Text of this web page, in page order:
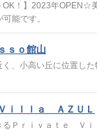
OK！】2023年OPEN☆
能です。
ｓｏ館山
、小高い丘に位置し
ｉｌｌａ ＡＺＵＬ
るＰｒｉｖａｔｅ Ｖ